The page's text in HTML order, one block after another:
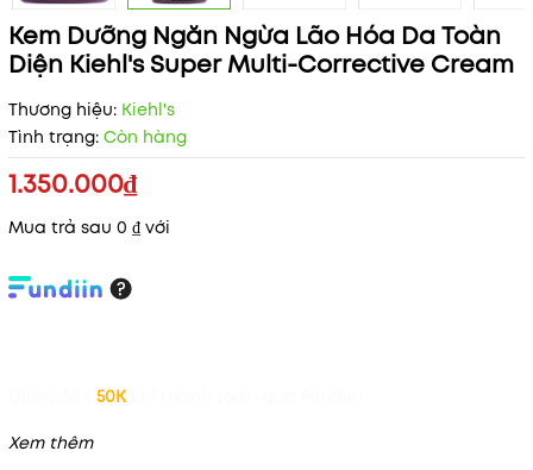
Kem Dưỡng Ngăn Ngừa Lão Hóa Da Toàn
Diện Kiehl's Super Multi-Corrective Cream
Thương hiệu: Kiehl's
Tình trạng: Còn hàng
1.350.000₫
Mua trả sau 0 ₫ với
50K
Xem thêm